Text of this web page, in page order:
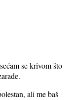
se krivom što
ali me baš